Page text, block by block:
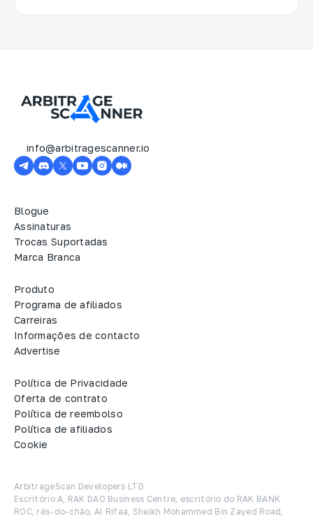
info@arbitragescanner.io
Blogue
Assinaturas
Trocas Suportadas
Marca Branca
Produto
Programa de afiliados
Carreiras
Informações de contacto
Advertise
Política de Privacidade
Oferta de contrato
Política de reembolso
Política de afiliados
Cookie
ArbitrageScan Developers LTD
Escritório A, RAK DAO Business Centre, escritório do RAK BANK
ROC, rés-do-chão, Al Rifaa, Sheikh Mohammed Bin Zayed Road,